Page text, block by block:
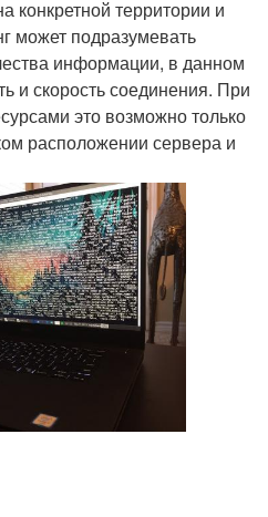
конкретной территории и
может подразумевать
информации, в данном
и скорость соединения. При
это возможно только
расположении сервера и